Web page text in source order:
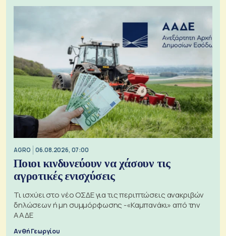
AGRO 06.08.2026, 07:00
Ποιοι κινδυνεύουν να χάσουν τις
αγροτικές ενισχύσεις
Τι ισχύει στο νέο ΟΣΔΕ για τις περιπτώσεις ανακριβών
δηλώσεων ή μη συμμόρφωσης -«Καμπανάκι» από την
ΑΑΔΕ
Ανθή Γεωργίου